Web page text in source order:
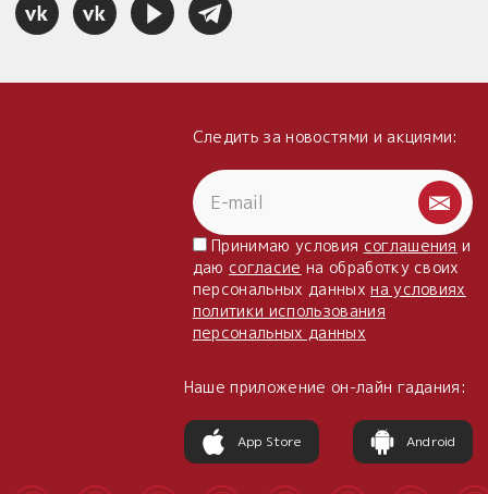
Следить за новостями и акциями:
Принимаю условия соглашения и
даю согласие на обработку своих
персональных данныхна условиях
политики использования
персональных данных
Наше приложение он-лайн гадания:
App Store Android